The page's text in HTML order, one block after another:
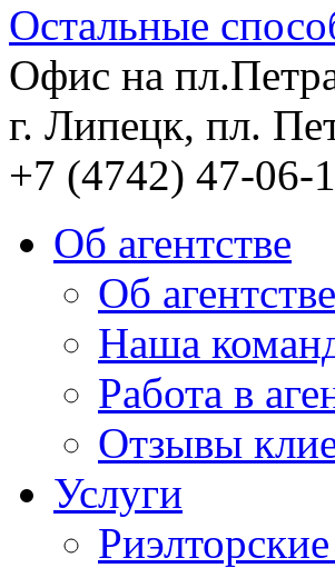
Остальные
Офис на
г. Липецк, пл.
+7 (4742) 47-06-
Об агентстве
Об агентстве
Наша
Работа в
Отзывы
Услуги